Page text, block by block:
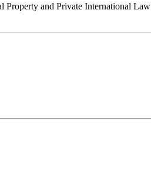
Property and Private International Law